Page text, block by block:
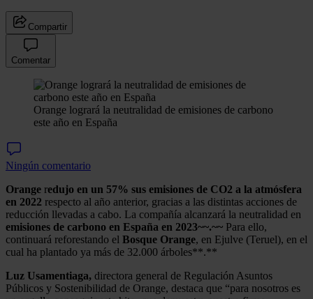
Compartir
Comentar
Orange logrará la neutralidad de emisiones de carbono
este año en España
Ningún comentario
Orange redujo en un 57% sus emisiones de CO2 a la atmósfera
en 2022 respecto al año anterior, gracias a las distintas acciones de
reducción llevadas a cabo. La compañía alcanzará la neutralidad en
emisiones de carbono en España en 2023~~.~~ Para ello,
continuará reforestando el Bosque Orange, en Ejulve (Teruel), en el
cual ha plantado ya más de 32.000 árboles**.**
Luz Usamentiaga, directora general de Regulación Asuntos
Públicos y Sostenibilidad de Orange, destaca que “para nosotros es